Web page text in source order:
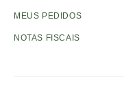
MEUS PEDIDOS
NOTAS FISCAIS